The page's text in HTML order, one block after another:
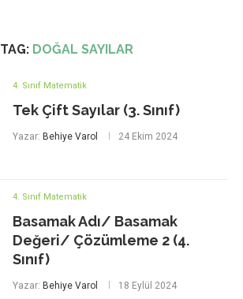
TAG: DOĞAL SAYILAR
4. Sınıf Matematik
Tek Çift Sayılar (3. Sınıf)
Yazar: Behiye Varol 24 Ekim 2024
4. Sınıf Matematik
Basamak Adı/ Basamak
Değeri/ Çözümleme 2 (4.
Sınıf)
Yazar: Behiye Varol 18 Eylül 2024